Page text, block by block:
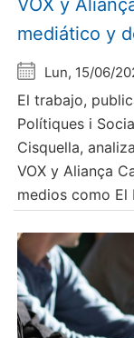
VOX y
mediático y
Lun, 15/06/
El trabajo,
Polítiques i
Cisquella,
VOX y Aliança
medios como El